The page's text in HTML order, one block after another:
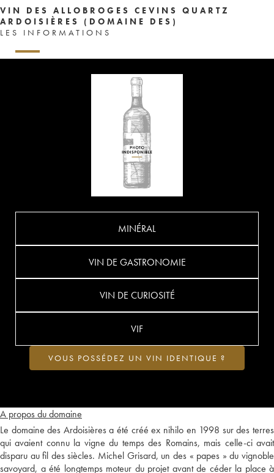
VIN DES ALLOBROGES CEVINS QUARTZ
ARDOISIÈRES (DOMAINE DES)
LES INFORMATIONS
A propos du domaine
Le domaine des Ardoisières a été créé ex nihilo en 1998 sur des terres
qui avaient connu la vigne du temps des Romains, mais celle-ci avait
disparu au fil des siècles. Michel Grisard, un des « papes » du vignoble
savoyard, a été longtemps moteur du projet avant de céder la place à
MINÉRAL
VIN DE GASTRONOMIE
VIN DE CURIOSITÉ
VIF
VOUS POSSÉDEZ UN VIN IDENTIQUE ?